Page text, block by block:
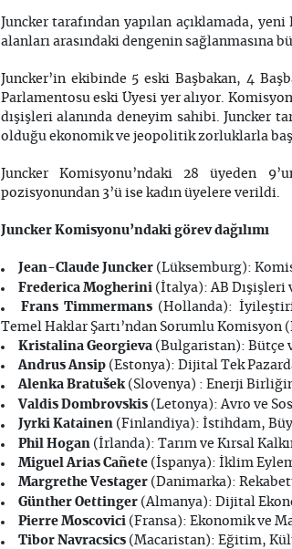
Juncker tarafından yapılan açıklamada,
alanları arasındaki dengenin sağlanmasına
Juncker’in ekibinde 5 eski Başbakan, 4
Parlamentosu eski Üyesi yer alıyor.
dışişleri alanında deneyim sahibi. Juncker
olduğu ekonomik ve jeopolitik zorluklarla
Juncker Komisyonu’ndaki 28 üyeden
pozisyonundan 3’ü ise kadın üyelere verildi.
Juncker Komisyonu’ndaki görev dağılımı
Jean-Claude Juncker(Lüksemburg):
Frederica Mogherini(İtalya): AB Dışişleri
Frans Timmermans (Hollanda):
Temel Haklar Şartı’ndan Sorumlu Komisyon
Kristalina Georgieva(Bulgaristan): Bütçe
Andrus Ansip(Estonya): Dijital Tek
Alenka Bratušek(Slovenya) : Enerji
Valdis Dombrovskis(Letonya): Avro ve
Jyrki Katainen(Finlandiya): İstihdam,
Phil Hogan(İrlanda): Tarım ve Kırsal
Miguel Arias Cañete(İspanya): İklim
Margrethe Vestager(Danimarka):
Günther Oettinger(Almanya): Dijital
Pierre Moscovici(Fransa): Ekonomik ve
Tibor Navracsics(Macaristan): Eğitim,